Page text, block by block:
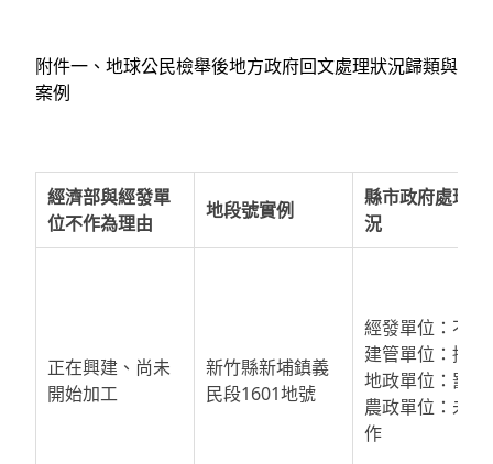
附件一、地球公民檢舉後地方政府回文處理狀況歸類與
案例
經濟部與經發單
位不作為理由
地段號實例
縣市政府處理狀
況
正在興建、尚未
開始加工
新竹縣新埔鎮義
民段1601地號
經發單位：不罰
建管單位：排拆
地政單位：罰款
農政單位：未動
作